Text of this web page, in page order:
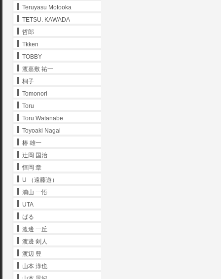
Teruyasu Motooka
TETSU. KAWADA
哲郎
Tkken
TOBBY
渡嘉敷 祐一
桐子
Tomonori
Toru
Toru Watanabe
Toyoaki Nagai
椿 雄一
辻岡 国治
恒岡 章
U （遠藤遊）
浦山 一悟
UTA
ばる
渡邊 一丘
渡邊 剣人
渡辺 豊
山本 淳也